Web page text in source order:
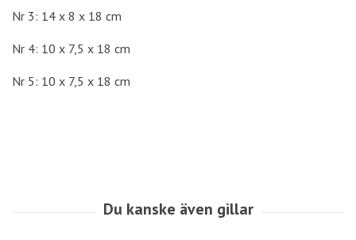
Nr 3: 14 x 8 x 18 cm
Nr 4: 10 x 7,5 x 18 cm
Nr 5: 10 x 7,5 x 18 cm